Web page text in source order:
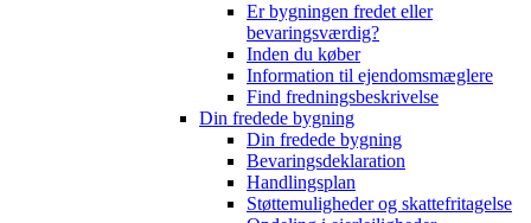
Er bygningen fredet eller
bevaringsværdig?
Inden du køber
Information til ejendomsmæglere
Find fredningsbeskrivelse
Din fredede bygning
Din fredede bygning
Bevaringsdeklaration
Handlingsplan
Støttemuligheder og skattefritagelse